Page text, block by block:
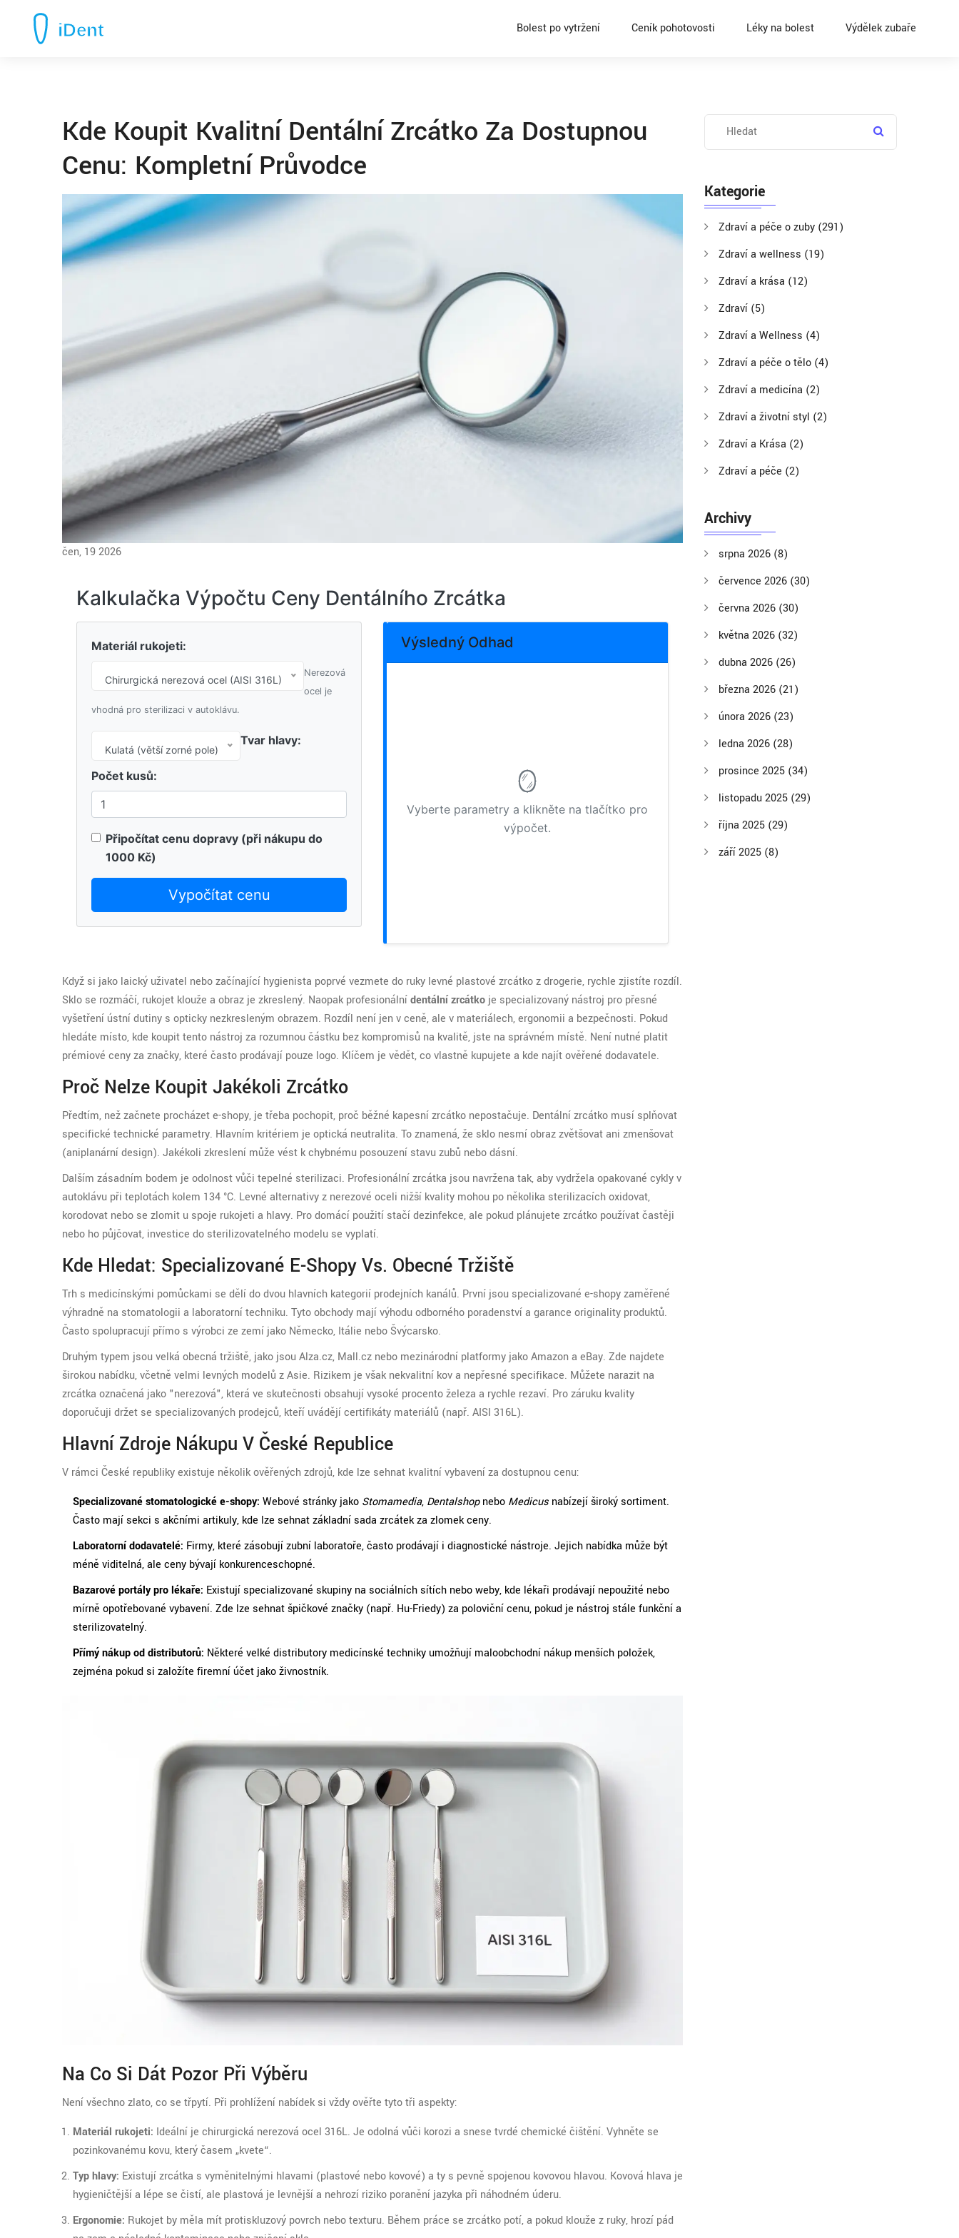
Bolest po vytržení Ceník pohotovosti Léky na bolest Výdělek zubaře
Kde Koupit Kvalitní Dentální Zrcátko Za Dostupnou
Cenu: Kompletní Průvodce
čen, 19 2026
Kalkulačka Výpočtu Ceny Dentálního Zrcátka
Materiál rukojeti:
Chirurgická nerezová ocel (AISI 316L)
Nerezová
ocel je
vhodná pro sterilizaci v autoklávu.
Tvar hlavy:
Kulatá (větší zorné pole)
Počet kusů:
Připočítat cenu dopravy (při nákupu do
1000 Kč)
Vypočítat cenu
Výsledný Odhad
🪞
Vyberte parametry a klikněte na tlačítko pro
výpočet.
Když si jako laický uživatel nebo začínající hygienista poprvé vezmete do ruky levné plastové zrcátko z drogerie, rychle zjistíte rozdíl.
Sklo se rozmáčí, rukojeť klouže a obraz je zkreslený. Naopak profesionálnídentální zrcátkoje specializovaný nástroj pro přesné
vyšetření ústní dutiny s opticky nezkresleným obrazem. Rozdíl není jen v ceně, ale v materiálech, ergonomii a bezpečnosti. Pokud
hledáte místo, kde koupit tento nástroj za rozumnou částku bez kompromisů na kvalitě, jste na správném místě. Není nutné platit
prémiové ceny za značky, které často prodávají pouze logo. Klíčem je vědět, co vlastně kupujete a kde najít ověřené dodavatele.
Proč Nelze Koupit Jakékoli Zrcátko
Předtím, než začnete procházet e-shopy, je třeba pochopit, proč běžné kapesní zrcátko nepostačuje. Dentální zrcátko musí splňovat
specifické technické parametry. Hlavním kritériem je optická neutralita. To znamená, že sklo nesmí obraz zvětšovat ani zmenšovat
(aniplanární design). Jakékoli zkreslení může vést k chybnému posouzení stavu zubů nebo dásní.
Dalším zásadním bodem je odolnost vůči tepelné sterilizaci. Profesionální zrcátka jsou navržena tak, aby vydržela opakované cykly v
autoklávu při teplotách kolem 134 °C. Levné alternativy z nerezové oceli nižší kvality mohou po několika sterilizacích oxidovat,
korodovat nebo se zlomit u spoje rukojeti a hlavy. Pro domácí použití stačí dezinfekce, ale pokud plánujete zrcátko používat častěji
nebo ho půjčovat, investice do sterilizovatelného modelu se vyplatí.
Kde Hledat: Specializované E-Shopy Vs. Obecné Tržiště
Trh s medicínskými pomůckami se dělí do dvou hlavních kategorií prodejních kanálů. První jsou specializované e-shopy zaměřené
výhradně na stomatologii a laboratorní techniku. Tyto obchody mají výhodu odborného poradenství a garance originality produktů.
Často spolupracují přímo s výrobci ze zemí jako Německo, Itálie nebo Švýcarsko.
Druhým typem jsou velká obecná tržiště, jako jsou Alza.cz, Mall.cz nebo mezinárodní platformy jako Amazon a eBay. Zde najdete
širokou nabídku, včetně velmi levných modelů z Asie. Rizikem je však nekvalitní kov a nepřesné specifikace. Můžete narazit na
zrcátka označená jako "nerezová", která ve skutečnosti obsahují vysoké procento železa a rychle rezaví. Pro záruku kvality
doporučuji držet se specializovaných prodejců, kteří uvádějí certifikáty materiálů (např. AISI 316L).
Hlavní Zdroje Nákupu V České Republice
V rámci České republiky existuje několik ověřených zdrojů, kde lze sehnat kvalitní vybavení za dostupnou cenu:
Specializované stomatologické e-shopy: Webové stránky jako Stomamedia, Dentalshopnebo Medicus nabízejí široký sortiment.
Často mají sekci s akčními artikuly, kde lze sehnat základní sada zrcátek za zlomek ceny.
Laboratorní dodavatelé: Firmy, které zásobují zubní laboratoře, často prodávají i diagnostické nástroje. Jejich nabídka může být
méně viditelná, ale ceny bývají konkurenceschopné.
Bazarové portály pro lékaře: Existují specializované skupiny na sociálních sítích nebo weby, kde lékaři prodávají nepoužité nebo
mírně opotřebované vybavení. Zde lze sehnat špičkové značky (např. Hu-Friedy) za poloviční cenu, pokud je nástroj stále funkční a
sterilizovatelný.
Přímý nákup od distributorů: Některé velké distributory medicínské techniky umožňují maloobchodní nákup menších položek,
zejména pokud si založíte firemní účet jako živnostník.
Na Co Si Dát Pozor Při Výběru
Není všechno zlato, co se třpytí. Při prohlížení nabídek si vždy ověřte tyto tři aspekty:
Materiál rukojeti: Ideální je chirurgická nerezová ocel 316L. Je odolná vůči korozi a snese tvrdé chemické čištění. Vyhněte se
pozinkovanému kovu, který časem „kvete“.
Typ hlavy: Existují zrcátka s vyměnitelnými hlavami (plastové nebo kovové) a ty s pevně spojenou kovovou hlavou. Kovová hlava je
hygieničtější a lépe se čistí, ale plastová je levnější a nehrozí riziko poranění jazyka při náhodném úderu.
Ergonomie: Rukojeť by měla mít protiskluzový povrch nebo texturu. Během práce se zrcátko potí, a pokud klouže z ruky, hrozí pád
Kategorie
Zdraví a péče o zuby (291)
Zdraví a wellness (19)
Zdraví a krása (12)
Zdraví (5)
Zdraví a Wellness (4)
Zdraví a péče o tělo (4)
Zdraví a medicína (2)
Zdraví a životní styl (2)
Zdraví a Krása (2)
Zdraví a péče (2)
Archivy
srpna 2026 (8)
července 2026 (30)
června 2026 (30)
května 2026 (32)
dubna 2026 (26)
března 2026 (21)
února 2026 (23)
ledna 2026 (28)
prosince 2025 (34)
listopadu 2025 (29)
října 2025 (29)
září 2025 (8)